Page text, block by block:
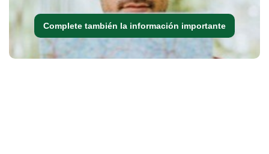
Complete también la información importante